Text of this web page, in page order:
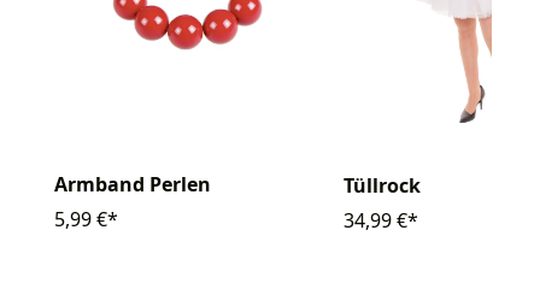
Armband Perlen
5,99 €*
Tüllrock
34,99 €*